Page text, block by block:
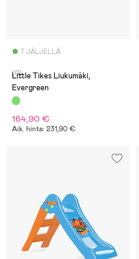
7 JÄLJELLÄ
(0)
Little Tikes Liukumäki,
Evergreen
164,90 €
Aik. hinta: 231,90 €